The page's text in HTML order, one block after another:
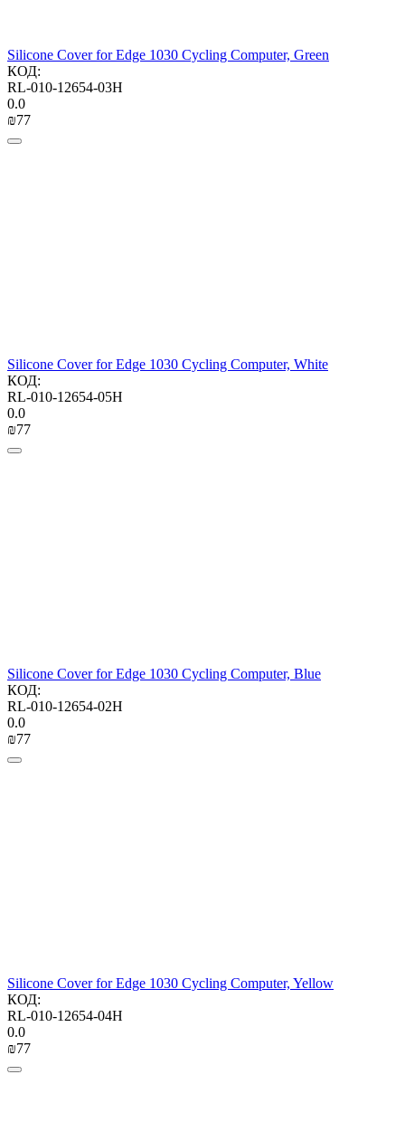
Silicone Cover for Edge 1030 Cycling Computer, Green
КОД:
RL-010-12654-03H
0.0
₪‍77‍
Silicone Cover for Edge 1030 Cycling Computer, White
КОД:
RL-010-12654-05H
0.0
₪‍77‍
Silicone Cover for Edge 1030 Cycling Computer, Blue
КОД:
RL-010-12654-02H
0.0
₪‍77‍
Silicone Cover for Edge 1030 Cycling Computer, Yellow
КОД:
RL-010-12654-04H
0.0
₪‍77‍